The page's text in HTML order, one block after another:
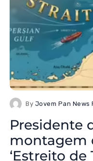
By Jovem Pan News
Presidente
montagem
‘Estreito de